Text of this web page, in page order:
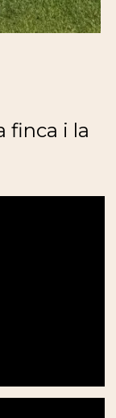
finca i la